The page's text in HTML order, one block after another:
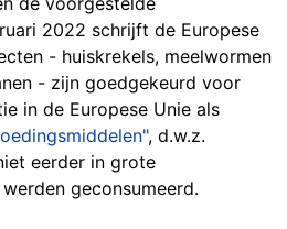
2022 schrijft de Europese
- huiskrekels, meelwormen
- zijn goedgekeurd voor
in de Europese Unie als
, d.w.z.
eerder in grote
geconsumeerd.